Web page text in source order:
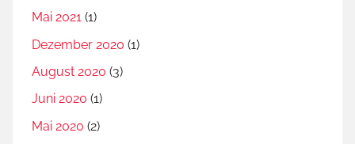
f
a
n
g
Mai 2021 (1)
Dezember 2020 (1)
August 2020 (3)
Juni 2020 (1)
Mai 2020 (2)